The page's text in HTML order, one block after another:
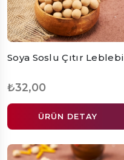
Soya Soslu Çıtır Leblebi
₺32,00
ÜRÜN DETAY